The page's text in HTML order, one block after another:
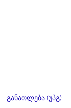
განათლება (უპგ)